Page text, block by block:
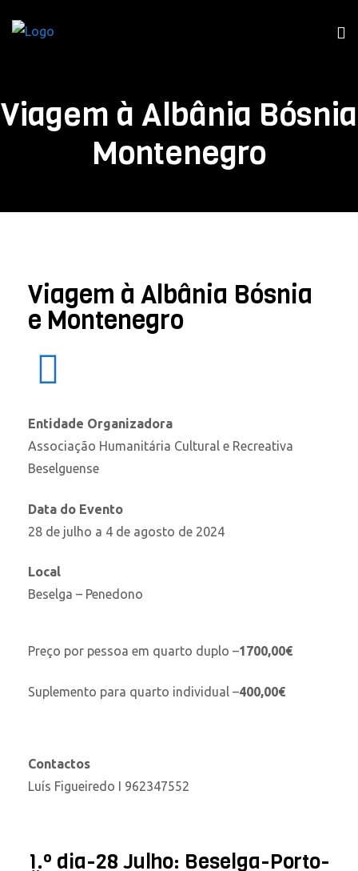
Viagem à Albânia Bósnia
Montenegro
Viagem à Albânia Bósnia
e Montenegro
Entidade Organizadora
Associação Humanitária Cultural e Recreativa
Beselguense
Data do Evento
28 de julho a 4 de agosto de 2024
Local
Beselga – Penedono
Preço por pessoa em quarto duplo –1700,00€
Suplemento para quarto individual –400,00€
Contactos
Luís Figueiredo I 962347552
1.º dia-28 Julho: Beselga-Porto-